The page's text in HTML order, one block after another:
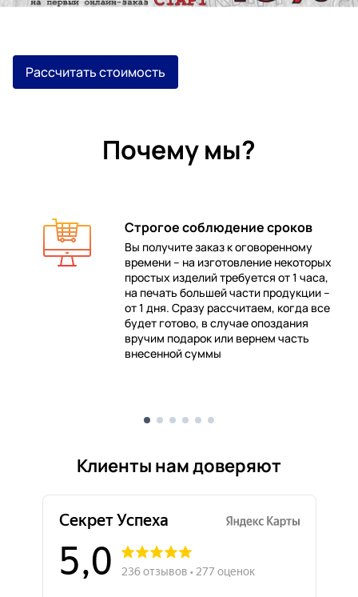
Рассчитать стоимость
Почему мы?
Строгое соблюдение сроков
Вы получите заказ к оговоренному
времени – на изготовление некоторых
простых изделий требуется от 1 часа,
на печать большей части продукции –
от 1 дня. Сразу рассчитаем, когда все
будет готово, в случае опоздания
вручим подарок или вернем часть
внесенной суммы
Клиенты нам доверяют